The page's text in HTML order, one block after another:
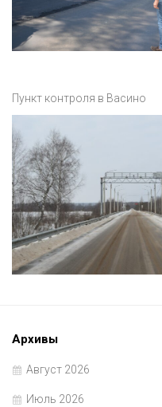
Пункт контроля в Васино
Архивы
Август 2026
Июль 2026